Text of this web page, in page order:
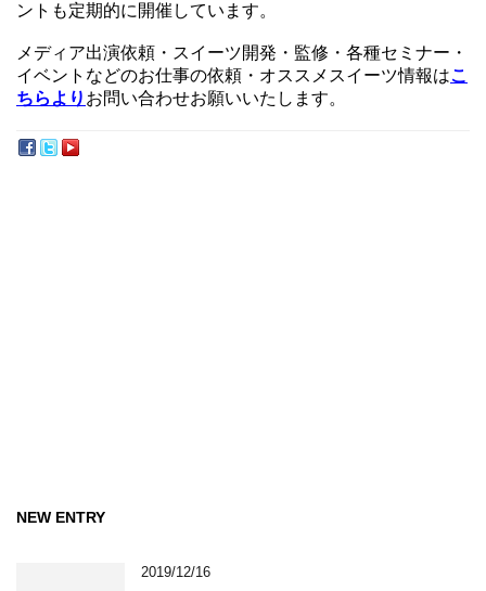
ントも定期的に開催しています。
メディア出演依頼・スイーツ開発・監修・各種セミナー・
イベントなどのお仕事の依頼・オススメスイーツ情報はこ
ちらより お問い合わせお願いいたします。
NEW ENTRY
2019/12/16